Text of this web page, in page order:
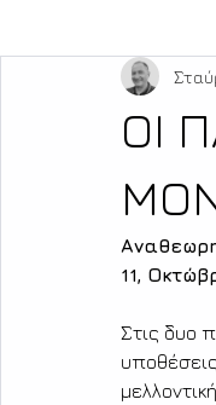
ΟΙ
11,
Στις δυο